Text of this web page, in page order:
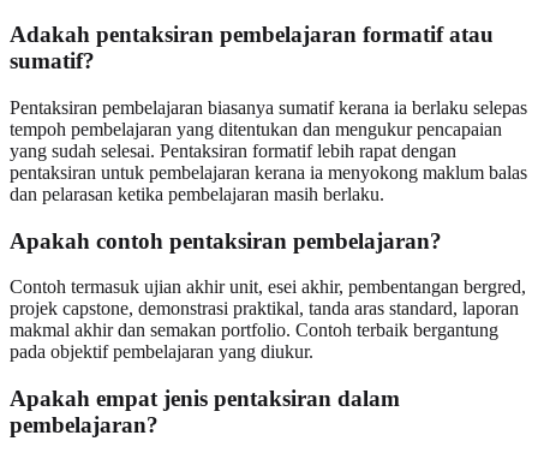
Adakah pentaksiran pembelajaran formatif atau
sumatif?
Pentaksiran pembelajaran biasanya sumatif kerana ia berlaku selepas
tempoh pembelajaran yang ditentukan dan mengukur pencapaian
yang sudah selesai. Pentaksiran formatif lebih rapat dengan
pentaksiran untuk pembelajaran kerana ia menyokong maklum balas
dan pelarasan ketika pembelajaran masih berlaku.
Apakah contoh pentaksiran pembelajaran?
Contoh termasuk ujian akhir unit, esei akhir, pembentangan bergred,
projek capstone, demonstrasi praktikal, tanda aras standard, laporan
makmal akhir dan semakan portfolio. Contoh terbaik bergantung
pada objektif pembelajaran yang diukur.
Apakah empat jenis pentaksiran dalam
pembelajaran?